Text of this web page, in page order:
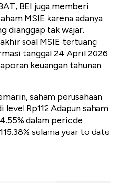
BEI juga memberi
MSIE karena adanya
dianggap tak wajar.
soal MSIE tertuang
tanggal 24 April 2026
keuangan tahunan
saham perusahaan
level Rp112 Adapun saham
dalam periode
selama year to date